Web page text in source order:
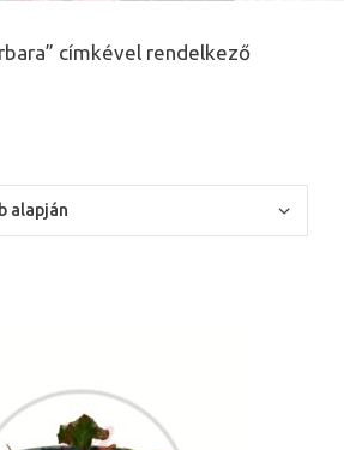
címkével rendelkező